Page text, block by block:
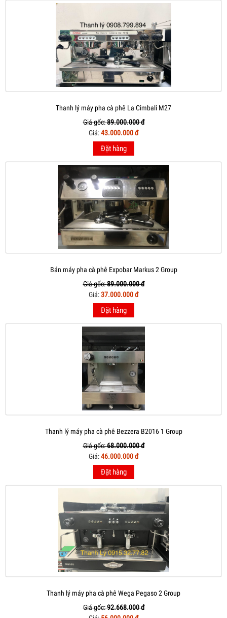
Thanh lý máy pha cà phê La Cimbali M27
Giá gốc:89.000.000 đ
Giá:43.000.000 đ
Đặt hàng
Bán máy pha cà phê Expobar Markus 2 Group
Giá gốc:89.000.000 đ
Giá:37.000.000 đ
Đặt hàng
Thanh lý máy pha cà phê Bezzera B2016 1 Group
Giá gốc:68.000.000 đ
Giá:46.000.000 đ
Đặt hàng
Thanh lý máy pha cà phê Wega Pegaso 2 Group
Giá gốc:92.668.000 đ